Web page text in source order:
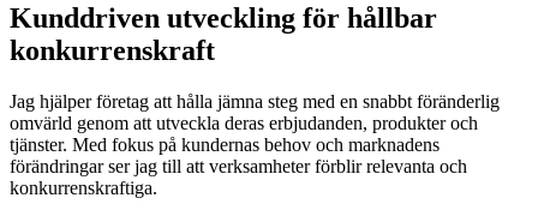
Kunddriven utveckling för hållbar
konkurrenskraft
Jag hjälper företag att hålla jämna steg med en snabbt föränderlig
omvärld genom att utveckla deras erbjudanden, produkter och
tjänster. Med fokus på kundernas behov och marknadens
förändringar ser jag till att verksamheter förblir relevanta och
konkurrenskraftiga.